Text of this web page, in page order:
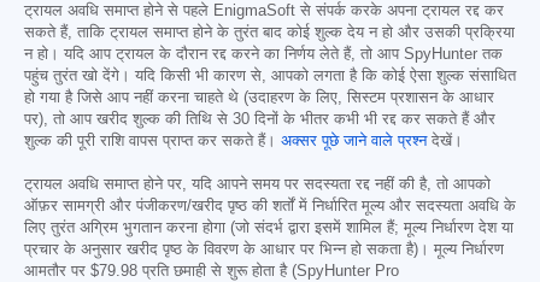
ट्रायल अवधि समाप्त होने से पहले EnigmaSoft से संपर्क करके अपना ट्रायल रद्द कर
सकते हैं, ताकि ट्रायल समाप्त होने के तुरंत बाद कोई शुल्क देय न हो और उसकी प्रक्रिया
न हो। यदि आप ट्रायल के दौरान रद्द करने का निर्णय लेते हैं, तो आप SpyHunter तक
पहुंच तुरंत खो देंगे। यदि किसी भी कारण से, आपको लगता है कि कोई ऐसा शुल्क संसाधित
हो गया है जिसे आप नहीं करना चाहते थे (उदाहरण के लिए, सिस्टम प्रशासन के आधार
पर), तो आप खरीद शुल्क की तिथि से 30 दिनों के भीतर कभी भी रद्द कर सकते हैं और
शुल्क की पूरी राशि वापस प्राप्त कर सकते हैं। अक्सर पूछे जाने वाले प्रश्नदेखें।
ट्रायल अवधि समाप्त होने पर, यदि आपने समय पर सदस्यता रद्द नहीं की है, तो आपको
ऑफ़र सामग्री और पंजीकरण/खरीद पृष्ठ की शर्तों में निर्धारित मूल्य और सदस्यता अवधि के
लिए तुरंत अग्रिम भुगतान करना होगा (जो संदर्भ द्वारा इसमें शामिल हैं; मूल्य निर्धारण देश या
प्रचार के अनुसार खरीद पृष्ठ के विवरण के आधार पर भिन्न हो सकता है)। मूल्य निर्धारण
आमतौर पर $79.98 प्रति छमाही से शुरू होता है (SpyHunter Pro